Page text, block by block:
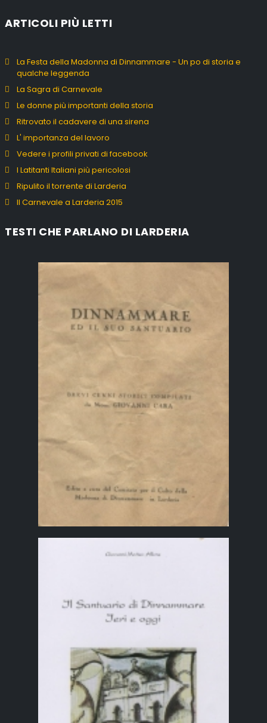
ARTICOLI PIÙ LETTI
La Festa della Madonna di Dinnammare - Un po di storia e
qualche leggenda
La Sagra di Carnevale
Le donne più importanti della storia
Ritrovato il cadavere di una sirena
L' importanza del lavoro
Vedere i profili privati di facebook
I Latitanti Italiani più pericolosi
Ripulito il torrente di Larderia
Il Carnevale a Larderia 2015
TESTI CHE PARLANO DI LARDERIA